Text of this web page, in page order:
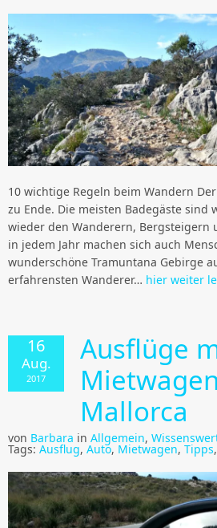
10 wichtige Regeln beim Wandern
zu Ende. Die meisten Badegäste sind
wieder den Wanderern, Bergsteigern
in jedem Jahr machen sich auch
wunderschöne Tramuntana Gebirge
erfahrensten Wanderer… hier weiter
16
Aug.
2017
Ausflüge
Mallorca
von Barbara in Allgemein,
Tags: Ausflug, Auto, Mietwagen, Tipps,